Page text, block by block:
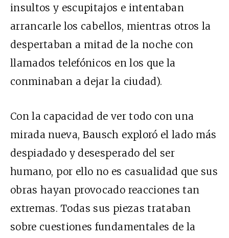
insultos y escupitajos e intentaban
arrancarle los cabellos, mientras otros la
despertaban a mitad de la noche con
llamados telefónicos en los que la
conminaban a dejar la ciudad).
Con la capacidad de ver todo con una
mirada nueva, Bausch exploró el lado más
despiadado y desesperado del ser
humano, por ello no es casualidad que sus
obras hayan provocado reacciones tan
extremas. Todas sus piezas trataban
sobre cuestiones fundamentales de la